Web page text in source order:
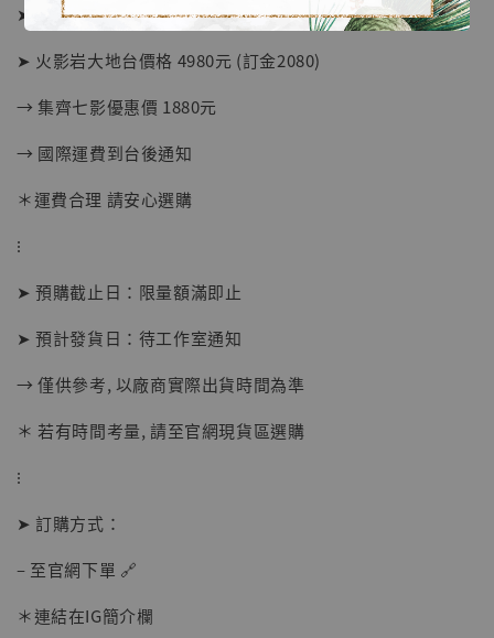
【店內現貨】海賊王 系列蒐藏雕像 布魯克達
摩 [7STARS Studio]
NT$ 1,500
➤ 價格 1780元 (訂金780)
➤ 火影岩大地台價格 4980元 (訂金2080)
→ 集齊七影優惠價 1880元
→ 國際運費到台後通知
＊運費合理 請安心選購
⁝
➤ 預購截止日：限量額滿即止
➤ 預計發貨日：待工作室通知
→ 僅供參考, 以廠商實際出貨時間為準
＊ 若有時間考量, 請至官網現貨區選購
⁝
➤ 訂購方式：
– 至官網下單 🔗
＊連結在IG簡介欄